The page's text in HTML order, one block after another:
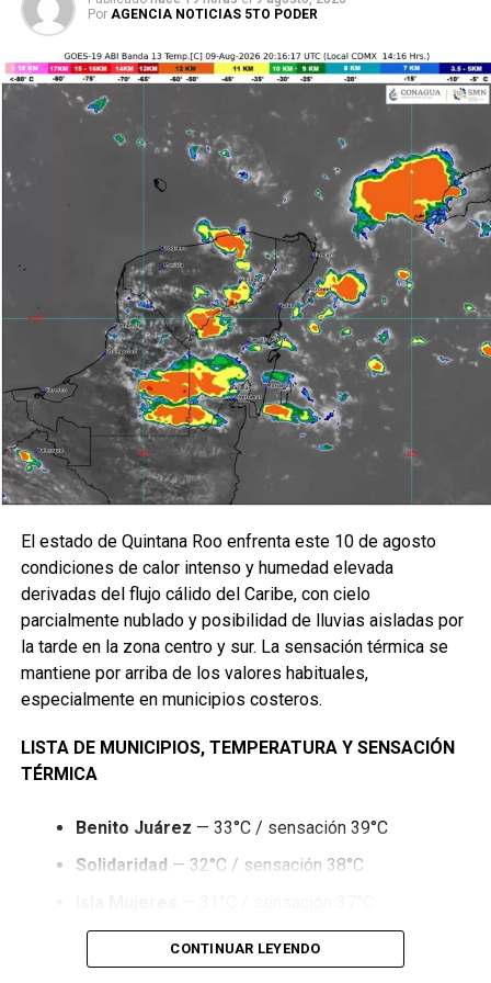
Cristina Torres destacó que la instrucción de la
gobernadora Mara Lezama Espinosa es mantener un
gobierno cercano, que escuche y acompañe hasta
encontrar soluciones, por lo que se continuará trabajando
de manera coordinada con dependencias federales y
estatales. Durante la reunión se aclararon dudas sobre
procedimientos y requisitos para la gestión de recursos
públicos, enfatizando la importancia del sustento
documental en cada trámite.
Como parte de los acuerdos, la Secretaría de Turismo
implementará cursos de capacitación y elaborará un
proyecto turístico integral para el Ejido Sabidos, con el
objetivo de generar alternativas de bienestar y desarrollo.
proyectos de venta de alimentos y artesanías dentro de la
zona arqueológica de Kohunlich, además de otras
iniciativas comunitarias que serán evaluadas conforme a la
normatividad vigente.
Por AGENCIA NOTICIAS 5TO PODER
El estado de Quintana Roo enfrenta este 10 de agosto
condiciones de calor intenso y humedad elevada
derivadas del flujo cálido del Caribe, con cielo
parcialmente nublado y posibilidad de lluvias aisladas por
la tarde en la zona centro y sur. La sensación térmica se
mantiene por arriba de los valores habituales,
especialmente en municipios costeros.
LISTA DE MUNICIPIOS, TEMPERATURA Y SENSACIÓN
TÉRMICA
Benito Juárez — 33°C / sensación 39°C
Solidaridad — 32°C / sensación 38°C
Cozumel
— 31°C / sensación 36°C
CONTINUAR LEYENDO